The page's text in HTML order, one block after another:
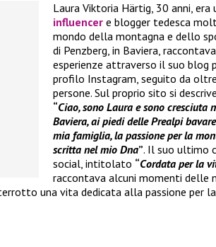
Laura Viktoria Härtig, 30 anni, era
influencer e blogger tedesca
mondo della montagna e dello
di Penzberg, in Baviera,
esperienze attraverso il suo blog
profilo Instagram, seguito da
persone. Sul proprio sito si
“Ciao, sono Laura e sono cresciuta
Baviera, ai piedi delle Prealpi
mia famiglia, la passione per la
scritta nel mio Dna”. Il suo ultimo
social, intitolato “Cordata per la
raccontava alcuni momenti delle
una vita dedicata alla passione per